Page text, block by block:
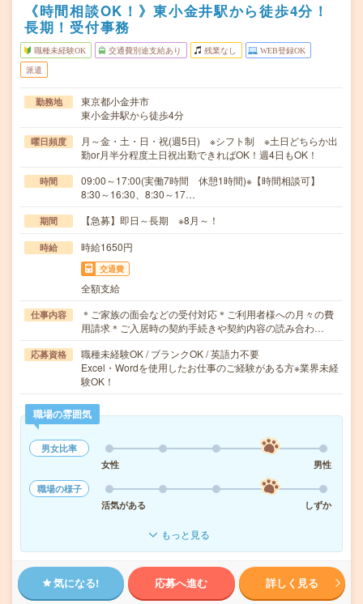
《時間相談OK！》東小金井駅から徒歩4分！
長期！受付事務
職種未経験OK 交通費別途支給あり 残業なし WEB登録OK
派遣
勤務地
東京都小金井市
東小金井駅から徒歩4分
曜日頻度
月～金・土・日・祝(週5日) ※シフト制 ※土日どちらか出
勤or月半分程度土日祝出勤できればOK！週4日もOK！
時間
09:00～17:00(実働7時間 休憩1時間)※【時間相談可】
8:30～16:30、8:30～17…
期間 【急募】即日～長期 ※8月～！
時給 時給1650円
交通費
全額支給
仕事内容
＊ご家族の面会などの受付対応＊ご利用者様への月々の費
用請求＊ご入居時の契約手続きや契約内容の読み合わ…
応募資格
職種未経験OK / ブランクOK / 英語力不要
Excel・Wordを使用したお仕事のご経験がある方※業界未経
験OK！
職場の雰囲気
男女比率
女性
男性
職場の様子
活気がある
しずか
もっと見る
気になる! 応募へ進む 詳しく見る